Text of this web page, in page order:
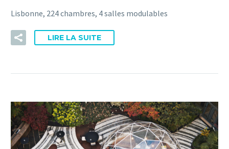
Lisbonne, 224 chambres, 4 salles modulables
LIRE LA SUITE